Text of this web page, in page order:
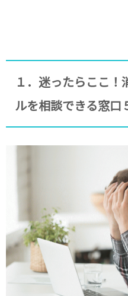
１．迷ったらここ
ルを相談できる窓口